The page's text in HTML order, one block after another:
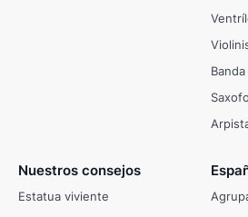
Nuestros consejos
Estatua viviente